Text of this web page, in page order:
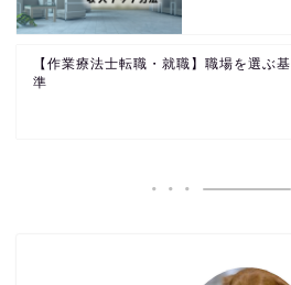
【作業療法士転職・就職】職場を選ぶ基
準